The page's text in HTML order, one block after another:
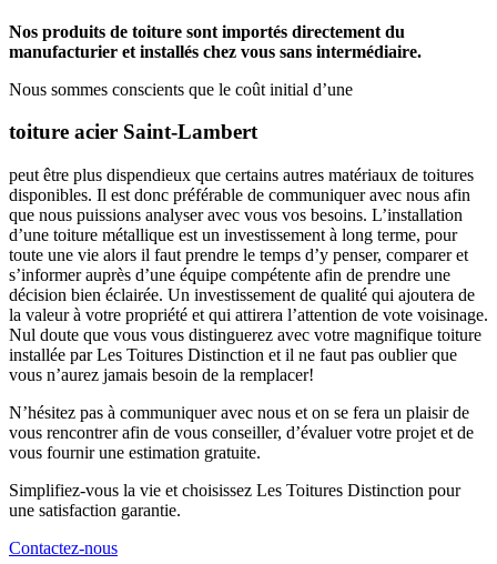
Nos produits de toiture sont importés directement du
manufacturier et installés chez vous sans intermédiaire.
Nous sommes conscients que le coût initial d’une
toiture acier Saint-Lambert
peut être plus dispendieux que certains autres matériaux de toitures
disponibles. Il est donc préférable de communiquer avec nous afin
que nous puissions analyser avec vous vos besoins. L’installation
d’une toiture métallique est un investissement à long terme, pour
toute une vie alors il faut prendre le temps d’y penser, comparer et
s’informer auprès d’une équipe compétente afin de prendre une
décision bien éclairée. Un investissement de qualité qui ajoutera de
la valeur à votre propriété et qui attirera l’attention de vote voisinage.
Nul doute que vous vous distinguerez avec votre magnifique toiture
installée par Les Toitures Distinction et il ne faut pas oublier que
vous n’aurez jamais besoin de la remplacer!
N’hésitez pas à communiquer avec nous et on se fera un plaisir de
vous rencontrer afin de vous conseiller, d’évaluer votre projet et de
vous fournir une estimation gratuite.
Simplifiez-vous la vie et choisissez Les Toitures Distinction pour
une satisfaction garantie.
Contactez-nous